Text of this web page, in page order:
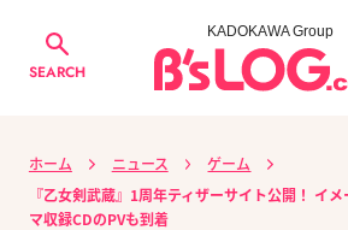
SEARCH
KADOKAWA Group
ホーム ニュース
ゲーム
『乙女剣武蔵』1周年ティザーサイト公開！ イ
マ収録CDのPVも到着